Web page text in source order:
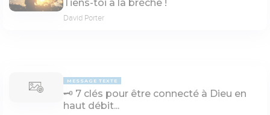
Tiens-toi à la brèche !
David Porter
MESSAGE TEXTE
🗝 7 clés pour être connecté à Dieu en
haut débit...